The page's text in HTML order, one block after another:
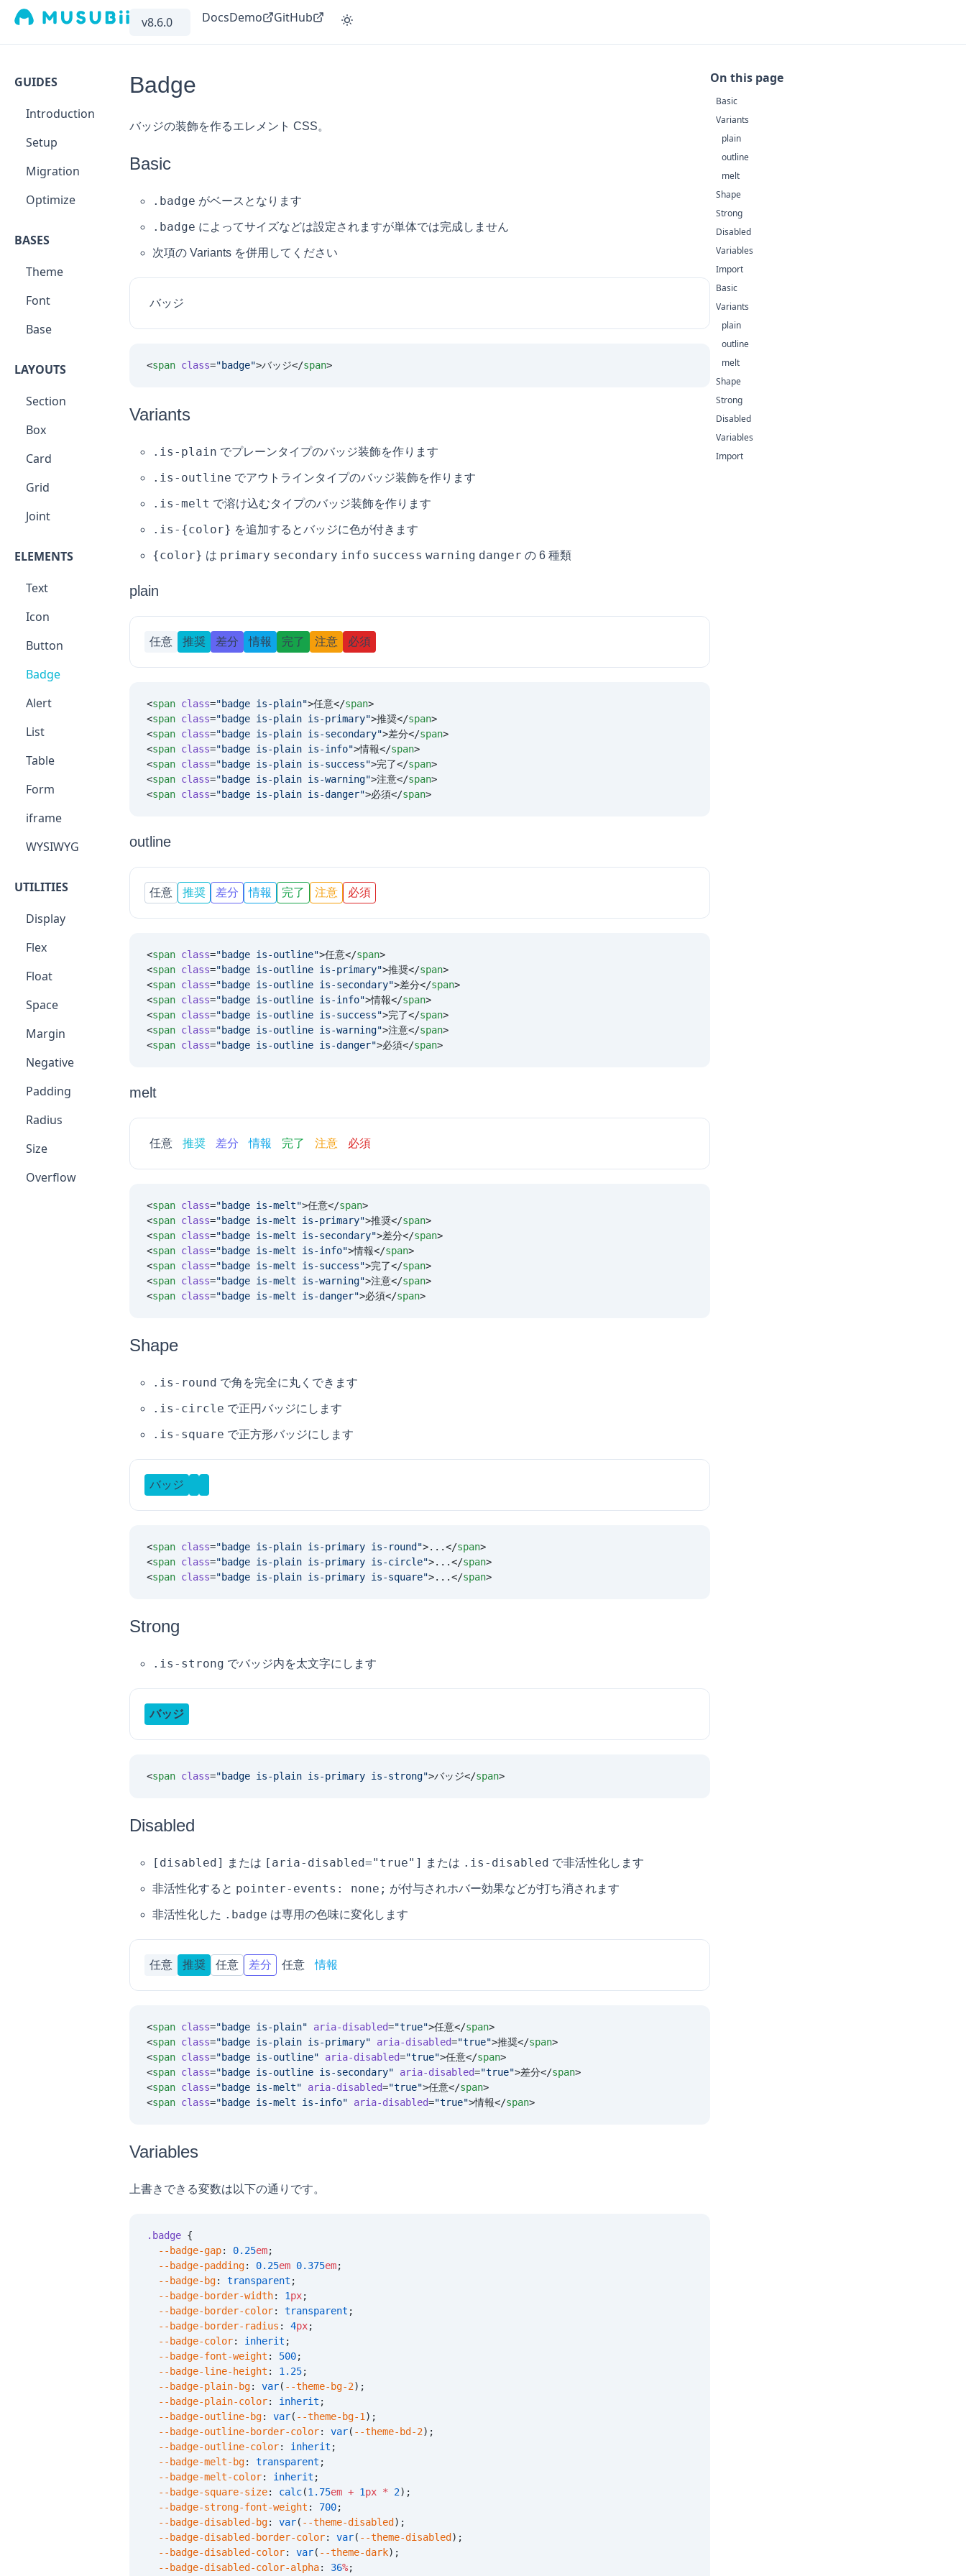
v8.6.0 DocsDemo GitHub
GUIDES
Introduction
Setup
Migration
Optimize
BASES
Theme
Font
Base
LAYOUTS
Section
Box
Card
Grid
Joint
ELEMENTS
Text
Icon
Button
Badge
Alert
List
Table
Form
iframe
WYSIWYG
UTILITIES
Display
Flex
Float
Space
Margin
Negative
Padding
Radius
Size
Overflow
Badge
バッジの装飾を作るエレメント CSS。
Basic
.badge がベースとなります
.badge によってサイズなどは設定されますが単体では完成しません
次項の Variants を併用してください
バッジ
<span class="badge">バッジ</span>
Variants
.is-plain でプレーンタイプのバッジ装飾を作ります
.is-outline でアウトラインタイプのバッジ装飾を作ります
.is-melt で溶け込むタイプのバッジ装飾を作ります
.is-{color} を追加するとバッジに色が付きます
{color} は primary secondary info success warning danger の 6 種類
plain
任意 推奨 差分 情報 完了 注意 必須
<span class="badge is-plain">任意</span>
<span class="badge is-plain is-primary">推奨</span>
<span class="badge is-plain is-secondary">差分</span>
<span class="badge is-plain is-info">情報</span>
<span class="badge is-plain is-success">完了</span>
<span class="badge is-plain is-warning">注意</span>
<span class="badge is-plain is-danger">必須</span>
outline
任意 推奨 差分 情報 完了 注意 必須
<span class="badge is-outline">任意</span>
<span class="badge is-outline is-primary">推奨</span>
<span class="badge is-outline is-secondary">差分</span>
<span class="badge is-outline is-info">情報</span>
<span class="badge is-outline is-success">完了</span>
<span class="badge is-outline is-warning">注意</span>
<span class="badge is-outline is-danger">必須</span>
melt
任意 推奨 差分 情報 完了 注意 必須
<span class="badge is-melt">任意</span>
<span class="badge is-melt is-primary">推奨</span>
<span class="badge is-melt is-secondary">差分</span>
<span class="badge is-melt is-info">情報</span>
<span class="badge is-melt is-success">完了</span>
<span class="badge is-melt is-warning">注意</span>
<span class="badge is-melt is-danger">必須</span>
Shape
.is-round で角を完全に丸くできます
.is-circle で正円バッジにします
.is-square で正方形バッジにします
バッジ
<span class="badge is-plain is-primary is-round ">...</span>
<span class="badge is-plain is-primary is-circle">...</span>
<span class="badge is-plain is-primary is-square">...</span>
Strong
.is-strong でバッジ内を太文字にします
バッジ
<span class="badge is-plain is-primary is-strong">バッジ</span>
Disabled
[disabled] または [aria-disabled="true"] または .is-disabled で非活性化します
非活性化すると pointer-events: none; が付与されホバー効果などが打ち消されます
非活性化した .badge は専用の色味に変化します
任意 推奨 任意 差分 任意 情報
<span class="badge is-plain" aria-disabled="true">任意</span>
<span class="badge is-plain is-primary" aria-disabled="true">推奨</span>
<span class="badge is-outline" aria-disabled="true">任意</span>
<span class="badge is-outline is-secondary" aria-disabled="true">差分</span>
<span class="badge is-melt" aria-disabled="true">任意</span>
<span class="badge is-melt is-info" aria-disabled="true">情報</span>
Variables
上書きできる変数は以下の通りです。
.badge {
  --badge-gap
: 0.25em;
  --badge-padding
: 0.25em 0.375em;
  --badge-bg
: transparent ;
  --badge-border-width
: 1px;
  --badge-border-color
: transparent ;
  --badge-border-radius
: 4px;
  --badge-color
: inherit ;
  --badge-font-weight
: 500;
  --badge-line-height
: 1.25;
  --badge-plain-bg
: var( --theme-bg-2);
  --badge-plain-color
: inherit ;
  --badge-outline-bg
: var( --theme-bg-1 );
  --badge-outline-border-color
: var( --theme-bd-2);
  --badge-outline-color
: inherit ;
  --badge-melt-bg
: transparent ;
  --badge-melt-color
: inherit ;
  --badge-square-size
: calc(1.75em + 1px * 2);
  --badge-strong-font-weight
: 700;
  --badge-disabled-bg
: var( --theme-disabled );
  --badge-disabled-border-color
: var( --theme-disabled );
  --badge-disabled-color
: var( --theme-dark);
  --badge-disabled-color-alpha
: 36%;
On this page
Basic
Variants
plain
outline
melt
Shape
Strong
Disabled
Variables
Import
Basic
Variants
plain
outline
melt
Shape
Strong
Disabled
Variables
Import